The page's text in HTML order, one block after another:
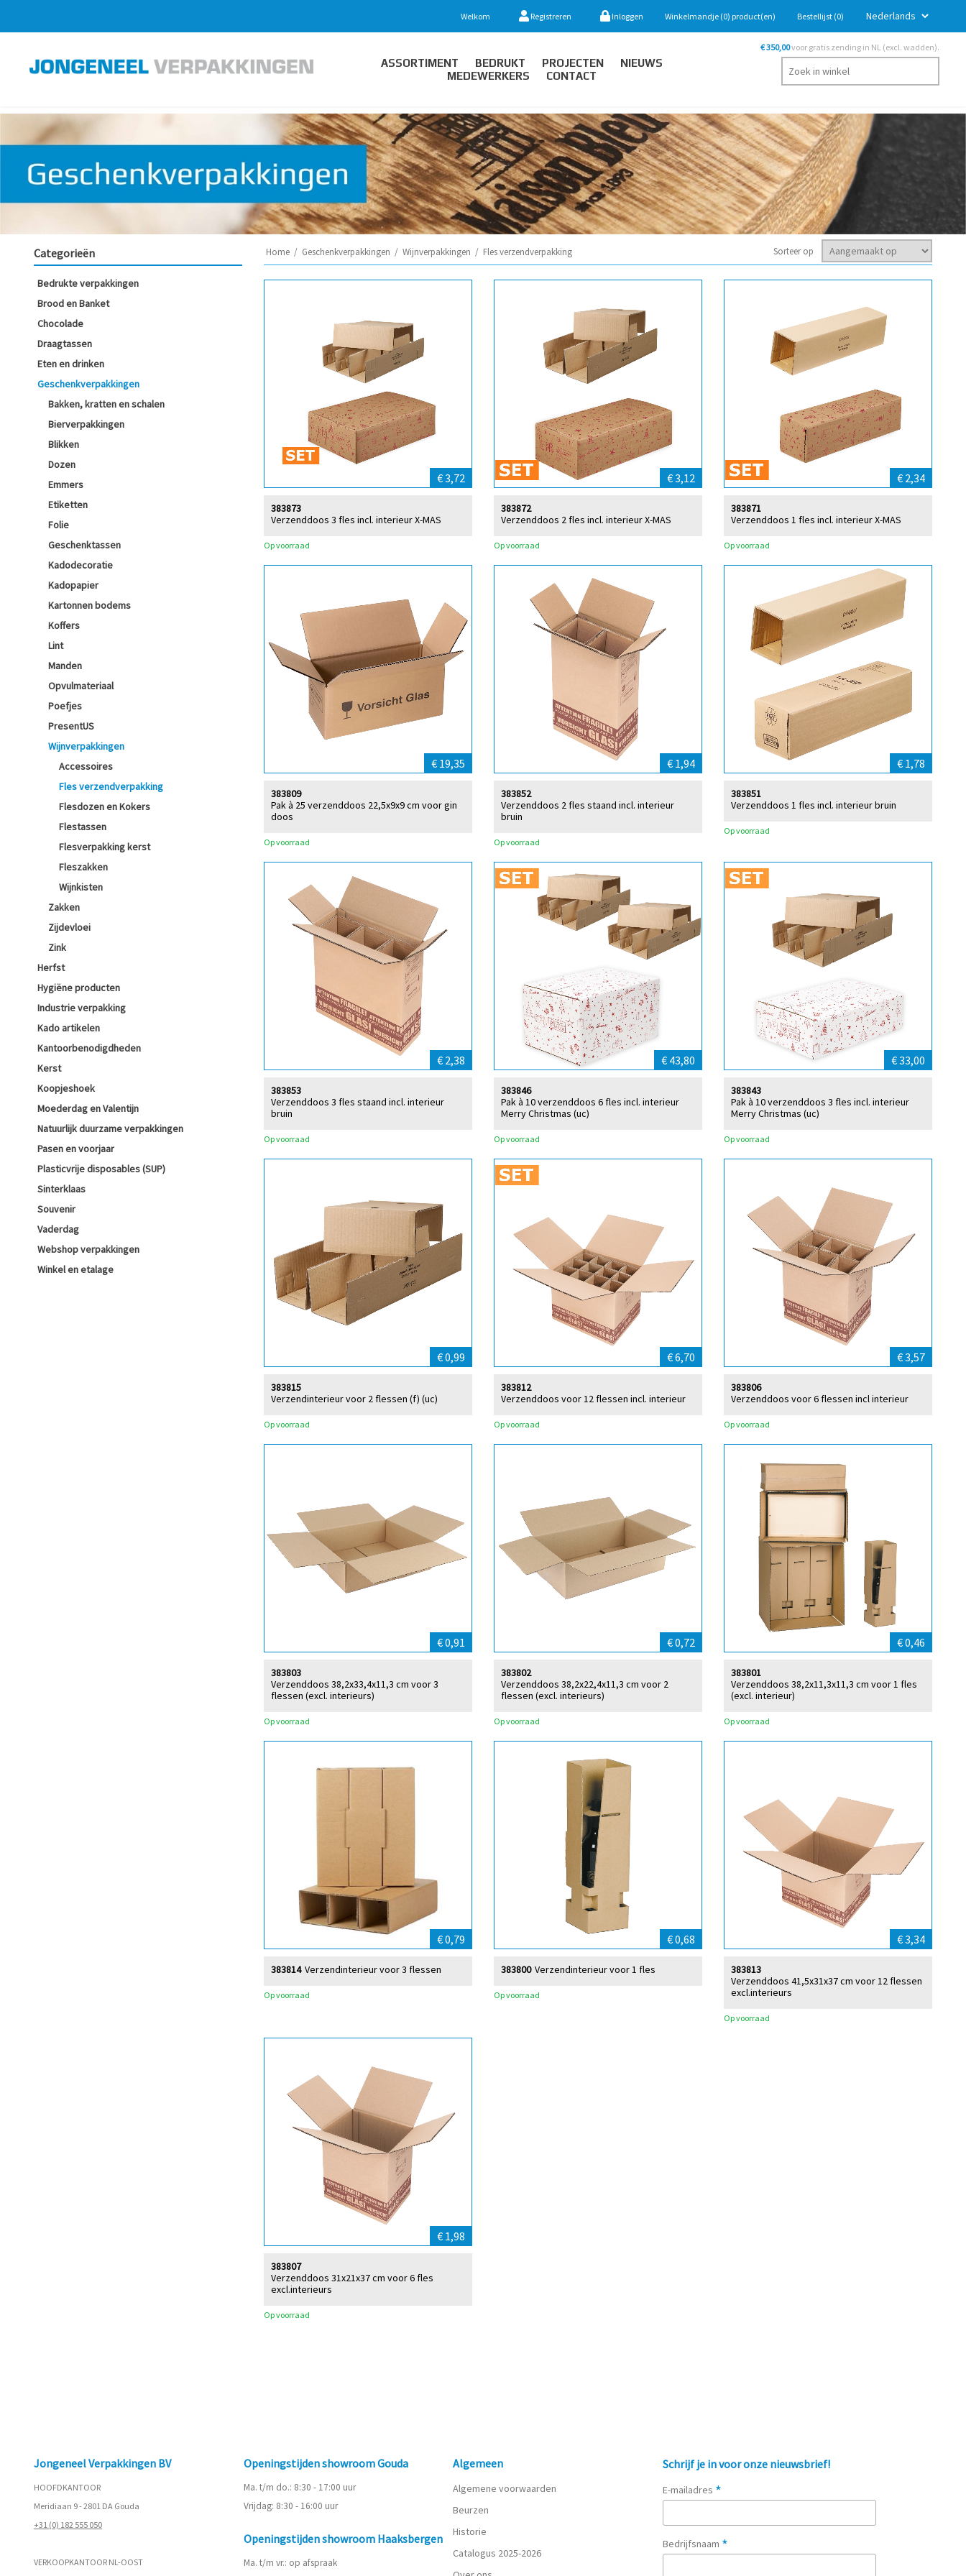
Welkom Registreren Inloggen Winkelmandje (0) product(en) Bestellijst (0)
ASSORTIMENT BEDRUKT PROJECTEN
NIEUWS
MEDEWERKERS
CONTACT
€ 350,00voor gratis zending in NL (excl. wadden).
Categorieën
Bedrukte verpakkingen
Brood en Banket
Chocolade
Draagtassen
Eten en drinken
Geschenkverpakkingen
Bakken, kratten en schalen
Bierverpakkingen
Blikken
Dozen
Emmers
Etiketten
Folie
Geschenktassen
Kadodecoratie
Kadopapier
Kartonnen bodems
Koffers
Lint
Manden
Opvulmateriaal
Poefjes
PresentUS
Wijnverpakkingen
Accessoires
Fles verzendverpakking
Flesdozen en Kokers
Flestassen
Flesverpakking kerst
Fleszakken
Wijnkisten
Zakken
Zijdevloei
Zink
Herfst
Hygiëne producten
Industrie verpakking
Kado artikelen
Kantoorbenodigdheden
Kerst
Koopjeshoek
Moederdag en Valentijn
Natuurlijk duurzame verpakkingen
Pasen en voorjaar
Plasticvrije disposables (SUP)
Sinterklaas
Souvenir
Vaderdag
Webshop verpakkingen
Winkel en etalage
Home / Geschenkverpakkingen / Wijnverpakkingen / Fles verzendverpakking Sorteer op
€ 3,72
Verzenddoos 3 fles incl. interieur X-MAS
383873
Op voorraad
€ 3,12
Verzenddoos 2 fles incl. interieur X-MAS
383872
Op voorraad
€ 2,34
Verzenddoos 1 fles incl. interieur X-MAS
383871
Op voorraad
€ 19,35
Pak à 25 verzenddoos 22,5x9x9 cm voor gin
doos
383809
Op voorraad
€ 1,94
Verzenddoos 2 fles staand incl. interieur
bruin
383852
Op voorraad
€ 1,78
Verzenddoos 1 fles incl. interieur bruin
383851
Op voorraad
€ 2,38
Verzenddoos 3 fles staand incl. interieur
bruin
383853
Op voorraad
€ 43,80
Pak à 10 verzenddoos 6 fles incl. interieur
Merry Christmas (uc)
383846
Op voorraad
€ 33,00
Pak à 10 verzenddoos 3 fles incl. interieur
Merry Christmas (uc)
383843
Op voorraad
€ 0,99
Verzendinterieur voor 2 flessen (f) (uc)
383815
Op voorraad
€ 6,70
Verzenddoos voor 12 flessen incl. interieur
383812
Op voorraad
€ 3,57
Verzenddoos voor 6 flessen incl interieur
383806
Op voorraad
€ 0,91
Verzenddoos 38,2x33,4x11,3 cm voor 3
flessen (excl. interieurs)
383803
Op voorraad
€ 0,72
Verzenddoos 38,2x22,4x11,3 cm voor 2
flessen (excl. interieurs)
383802
Op voorraad
€ 0,46
Verzenddoos 38,2x11,3x11,3 cm voor 1 fles
(excl. interieur)
383801
Op voorraad
€ 0,79
Verzendinterieur voor 3 flessen
383814
Op voorraad
€ 0,68
Verzendinterieur voor 1 fles
383800
Op voorraad
€ 3,34
Verzenddoos 41,5x31x37 cm voor 12 flessen
excl.interieurs
383813
Op voorraad
€ 1,98
Verzenddoos 31x21x37 cm voor 6 fles
excl.interieurs
383807
Op voorraad
Jongeneel Verpakkingen BV
HOOFDKANTOOR
Meridiaan 9 - 2801 DA Gouda
+31 (0) 182 555 050
VERKOOPKANTOOR NL-OOST
Openingstijden showroom Gouda
Ma. t/m do.: 8:30 - 17:00 uur
Vrijdag: 8:30 - 16:00 uur
Openingstijden showroom Haaksbergen
Ma. t/m vr.: op afspraak
Algemeen
Algemene voorwaarden
Beurzen
Historie
Catalogus 2025-2026
Schrijf je in voor onze nieuwsbrief!
E-mailadres *
Bedrijfsnaam *